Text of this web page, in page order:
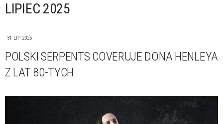
LIPIEC 2025
31 LIP 2025
POLSKI SERPENTS COVERUJE DONA HENLEYA
Z LAT 80-TYCH